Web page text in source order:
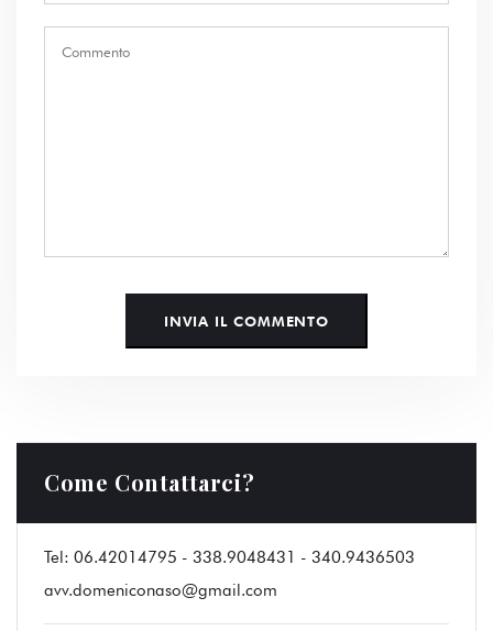
Come Contattarci?
Tel: 06.42014795 - 338.9048431 - 340.9436503
avv.domeniconaso@gmail.com